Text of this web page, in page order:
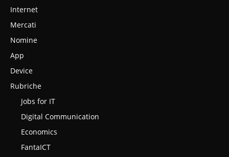
Internet
Mercati
Nomine
App
Device
Rubriche
Jobs for IT
Digital Communication
Economics
FantaICT